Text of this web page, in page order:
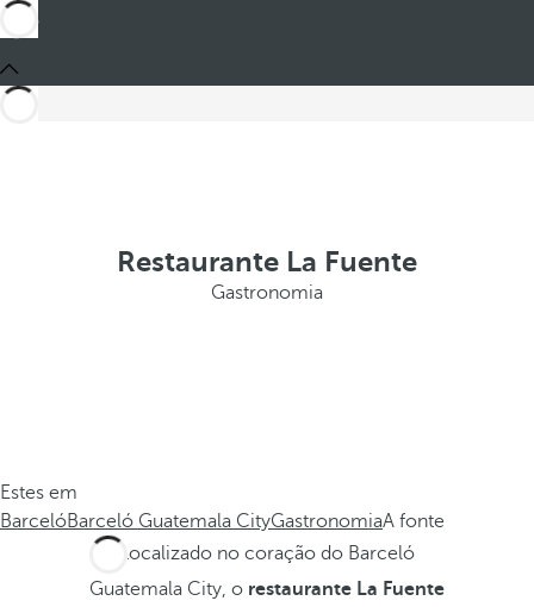
Restaurante La Fuente
Gastronomia
Estes em
BarcelóBarceló Guatemala CityGastronomiaA fonte
Localizado no coração do Barceló
Guatemala City, o restaurante La Fuente